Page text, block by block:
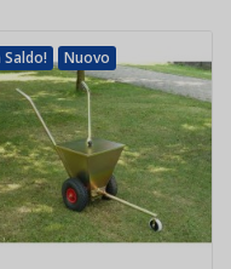
Saldo! Nuovo